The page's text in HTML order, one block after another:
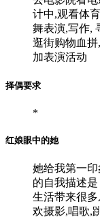
计中,观看体
舞表演,写作,
逛街购物血
加表演活动
择偶要求
*
红娘眼中的她
她给我第一
的自我描述
生活带来很
欢摄影,唱歌,